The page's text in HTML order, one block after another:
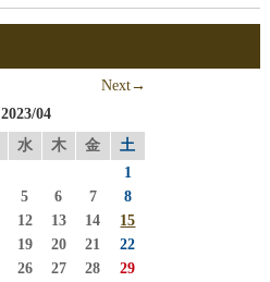
Next→
2023/04
水 木 金
土
1
5 6 7
8
12 13 14
15
19 20 21
22
26 27 28
29